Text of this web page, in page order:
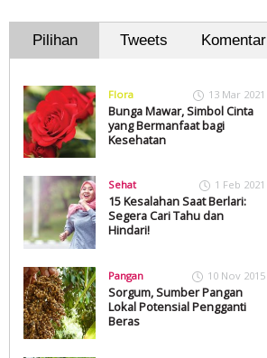
Pilihan Tweets Komentar
Flora 13 Mar 2021
Bunga Mawar, Simbol Cinta
yang Bermanfaat bagi
Kesehatan
Sehat 1 Feb 2021
15 Kesalahan Saat Berlari:
Segera Cari Tahu dan
Hindari!
Pangan 10 Nov 2015
Sorgum, Sumber Pangan
Lokal Potensial Pengganti
Beras